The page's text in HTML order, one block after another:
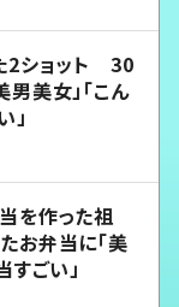
2ショット 30
美女」「こん
」
を作った祖
弁当に「美
すごい」